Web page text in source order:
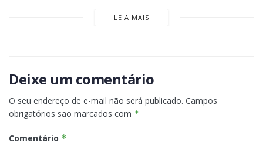
LEIA MAIS
Deixe um comentário
O seu endereço de e-mail não será publicado. Campos
obrigatórios são marcados com *
Comentário *